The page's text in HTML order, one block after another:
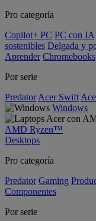
Pro categoría
Copilot+ PC PC con IA
sostenibles Delgada y
Aprender Chromebooks
Por serie
Predator Acer Swift
Windows
AMD Ryzen™
Desktops
Pro categoría
Predator Gaming
Componentes
Por serie